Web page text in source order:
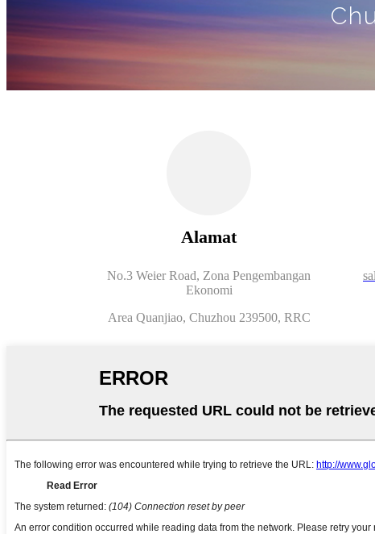
Alamat
No.3 Weier Road, Zona Pengembangan
Ekonomi
Area Quanjiao, Chuzhou 239500, RRC